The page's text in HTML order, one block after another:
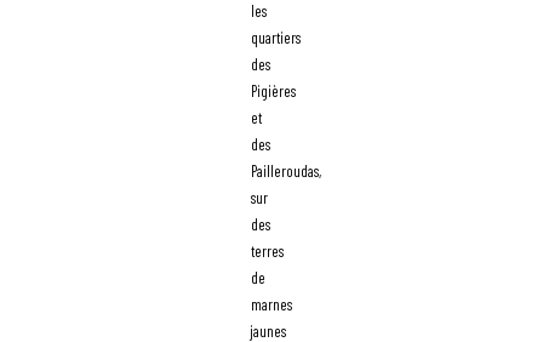
les
quartiers
des
Pigières
et
des
Pailleroudas,
sur
des
terres
de
marnes
jaunes